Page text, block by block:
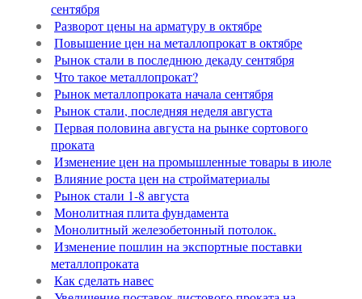
сентября
Разворот цены на арматуру в октябре
Повышение цен на металлопрокат в октябре
Рынок стали в последнюю декаду сентября
Что такое металлопрокат?
Рынок металлопроката начала сентября
Рынок стали, последняя неделя августа
Первая половина августа на рынке сортового
проката
Изменение цен на промышленные товары в июле
Влияние роста цен на стройматериалы
Рынок стали 1-8 августа
Монолитная плита фундамента
Монолитный железобетонный потолок.
Изменение пошлин на экспортные поставки
металлопроката
Как сделать навес